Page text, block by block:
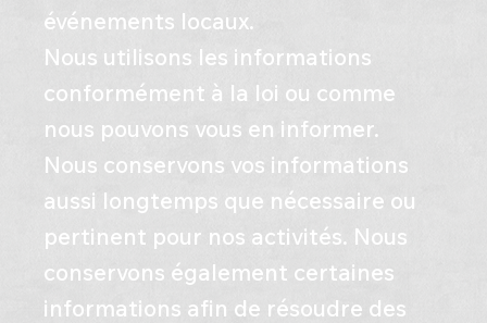
événements locaux.
Nous utilisons les informations
conformément à la loi ou comme
nous pouvons vous en informer.
Nous conservons vos informations
aussi longtemps que nécessaire ou
pertinent pour nos activités. Nous
conservons également certaines
informations afin de résoudre des